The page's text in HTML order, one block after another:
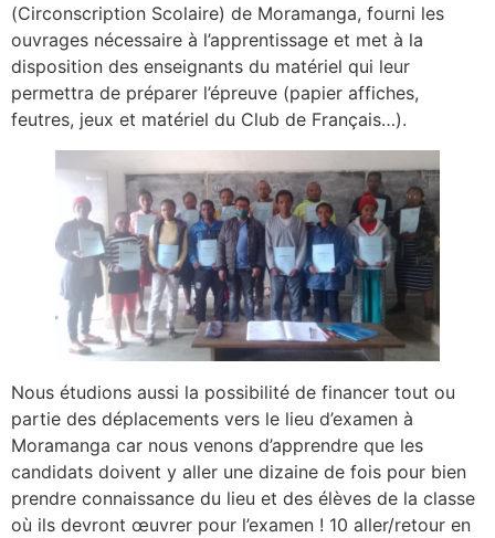
(Circonscription Scolaire) de Moramanga, fourni les
ouvrages nécessaire à l’apprentissage et met à la
disposition des enseignants du matériel qui leur
permettra de préparer l’épreuve (papier affiches,
feutres, jeux et matériel du Club de Français…).
Nous étudions aussi la possibilité de financer tout ou
partie des déplacements vers le lieu d’examen à
Moramanga car nous venons d’apprendre que les
candidats doivent y aller une dizaine de fois pour bien
prendre connaissance du lieu et des élèves de la classe
où ils devront œuvrer pour l’examen ! 10 aller/retour en